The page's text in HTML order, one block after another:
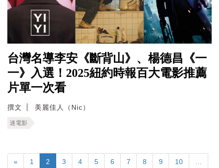
台灣名導李安《斷背山》、楊德昌《一
一》入選！2025紐約時報百大電影推薦
片單一次看
撰文 美麗佳人（Nic）
迷電影
« 1 2 3 4 5 6 7 8 9 10